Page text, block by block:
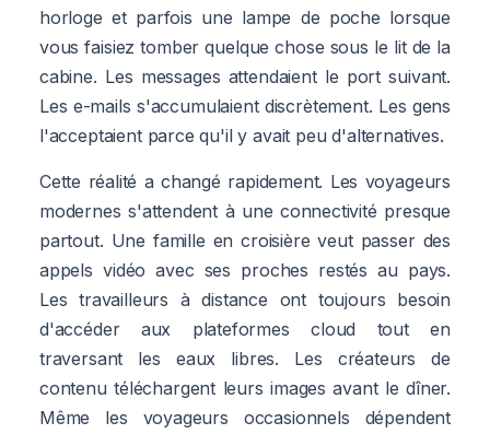
horloge et parfois une lampe de poche lorsque
vous faisiez tomber quelque chose sous le lit de la
cabine. Les messages attendaient le port suivant.
Les e-mails s'accumulaient discrètement. Les gens
l'acceptaient parce qu'il y avait peu d'alternatives.
Cette réalité a changé rapidement. Les voyageurs
modernes s'attendent à une connectivité presque
partout. Une famille en croisière veut passer des
appels vidéo avec ses proches restés au pays.
Les travailleurs à distance ont toujours besoin
d'accéder aux plateformes cloud tout en
traversant les eaux libres. Les créateurs de
contenu téléchargent leurs images avant le dîner.
Même les voyageurs occasionnels dépendent